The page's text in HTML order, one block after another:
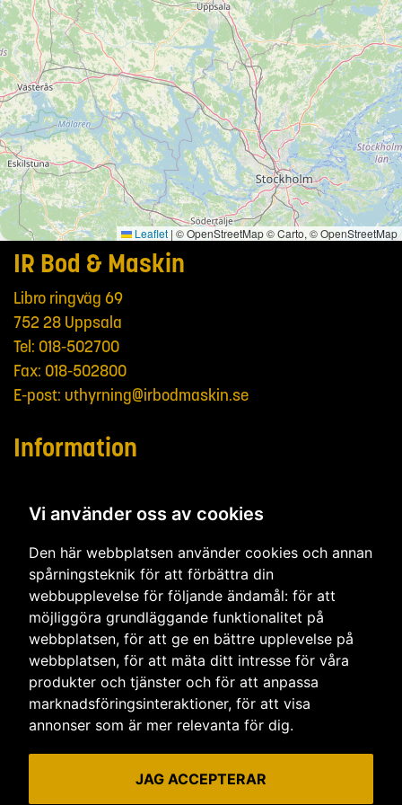
Vi använder oss av cookies
Den här webbplatsen använder cookies och annan
spårningsteknik för att förbättra din
webbupplevelse för följande ändamål: för att
möjliggöra grundläggande funktionalitet på
webbplatsen, för att ge en bättre upplevelse på
webbplatsen, för att mäta ditt intresse för våra
produkter och tjänster och för att anpassa
marknadsföringsinteraktioner, för att visa
annonser som är mer relevanta för dig.
JAG ACCEPTERAR
Leaflet | © OpenStreetMap © Carto, © OpenStreetMap
IR Bod & Maskin
Libro ringväg 69
752 28 Uppsala
Tel: 018-502700
Fax: 018-502800
E-post: uthyrning@irbodmaskin.se
Information
Frågor och svar
Allmänna villkor
Vår integritetspolicy
Cookies
Vi finns här
Tierp
Uppsala